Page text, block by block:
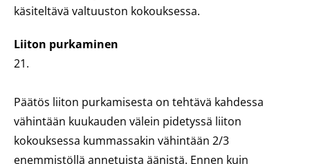
käsiteltävä valtuuston kokouksessa.
Liiton purkaminen
21.
Päätös liiton purkamisesta on tehtävä kahdessa
vähintään kuukauden välein pidetyssä liiton
kokouksessa kummassakin vähintään 2/3
enemmistöllä annetuista äänistä. Ennen kuin